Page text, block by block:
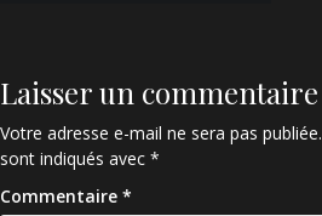
Laisser un commentaire
Votre adresse e-mail ne sera pas publiée.
sont indiqués avec *
Commentaire *